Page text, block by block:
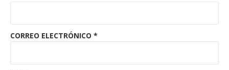
CORREO ELECTRÓNICO *